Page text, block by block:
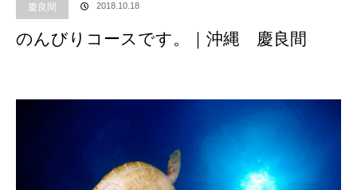
慶良間 2018.10.18
のんびりコースです。｜沖縄 慶良間